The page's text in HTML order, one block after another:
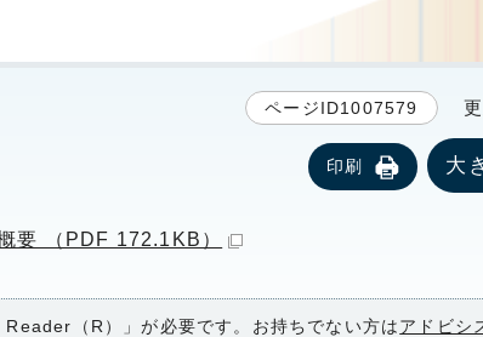
ページID1007579 更
印刷 大
要 （PDF 172.1KB）
（R）」が必要です。お持ちでない方はアドビシ